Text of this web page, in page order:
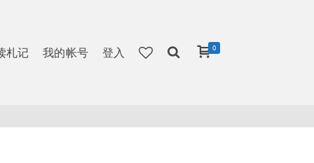
札记 我的帐号 登入 0